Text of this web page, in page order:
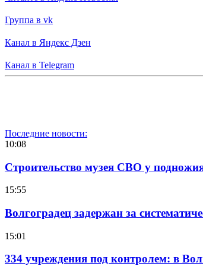
Группа в vk
Канал в Яндекс Дзен
Канал в Telegram
Последние новости:
10:08
Строительство музея СВО у
15:55
Волгоградец задержан за
15:01
334 учреждения под контролем: в